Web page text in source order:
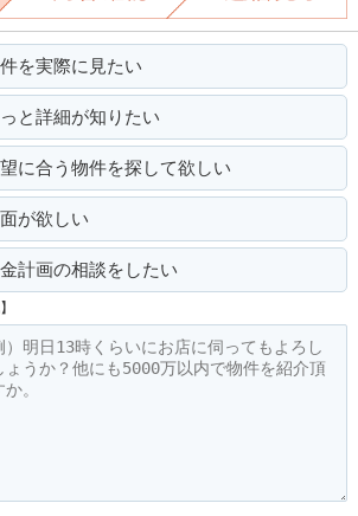
を実際に見たい
と詳細が知りたい
に合う物件を探して欲しい
が欲しい
計画の相談をしたい